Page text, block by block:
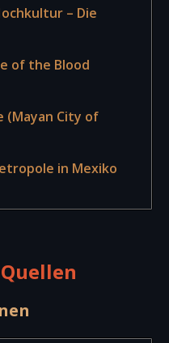
– Die
of the Blood
(Mayan City of
in Mexiko